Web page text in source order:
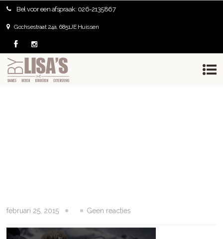
Bel voor een afspraak: 026-2135867
februari 25, 2015 Geen reacties